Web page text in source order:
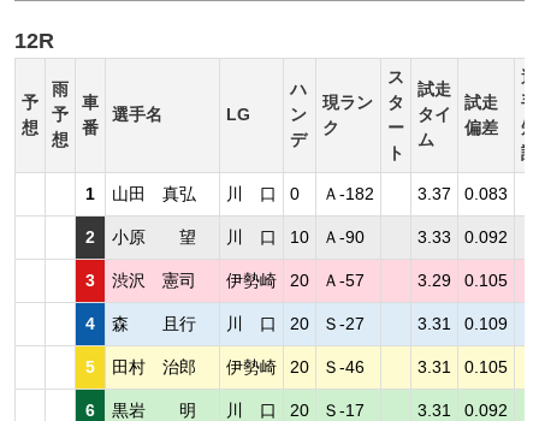
12R
予
想
雨
予
想
車
番
選手名 LG
ハ
ン
デ
現ラン
ク
ス
タ
ー
ト
試走
タイ
ム
試走
偏差
選
手
短
評
1 山田 真弘 川 口 0 Ａ-182 3.37 0.083
2 小原 望 川 口 10 Ａ-90 3.33 0.092
3 渋沢 憲司 伊勢崎 20 Ａ-57 3.29 0.105
4 森 且行 川 口 20 Ｓ-27 3.31 0.109
5 田村 治郎 伊勢崎 20 Ｓ-46 3.31 0.105
6 黒岩 明 川 口 20 Ｓ-17 3.31 0.092